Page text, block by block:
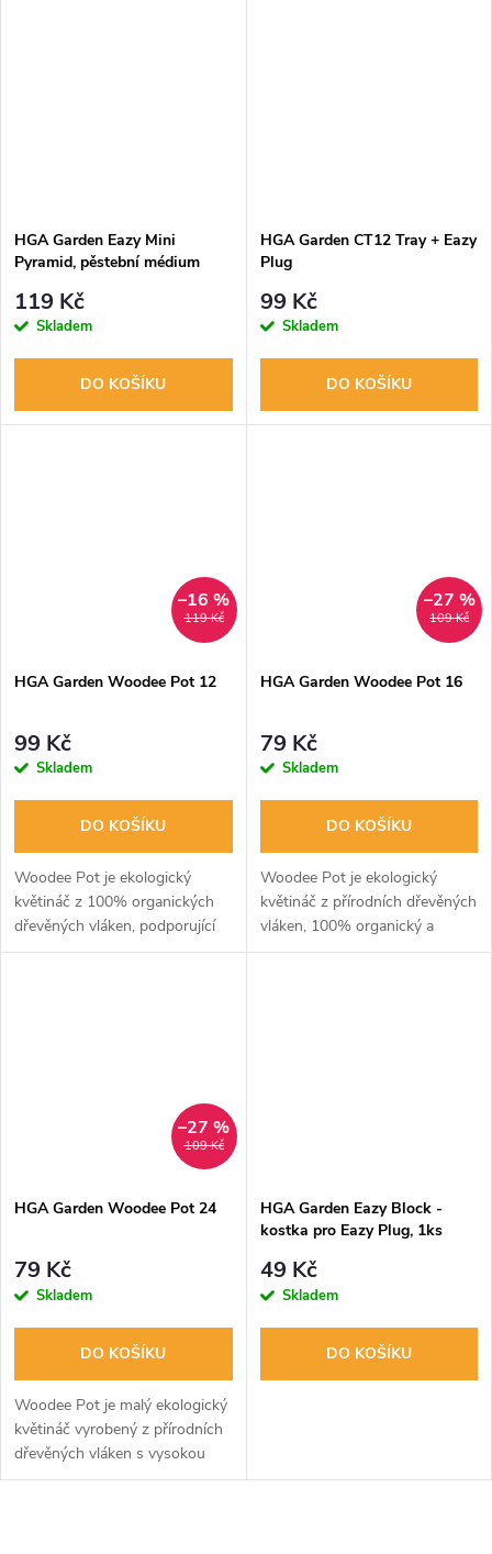
HGA Garden Eazy Mini
Pyramid, pěstební médium
119 Kč
Skladem
DO KOŠÍKU
HGA Garden CT12 Tray + Eazy
Plug
99 Kč
Skladem
DO KOŠÍKU
119 Kč
–16 %
HGA Garden Woodee Pot 12
99 Kč
Skladem
DO KOŠÍKU
Woodee Pot je ekologický
květináč z 100% organických
dřevěných vláken, podporující
rychlé a zdravé klíčení rostlin.
109 Kč
–27 %
HGA Garden Woodee Pot 16
79 Kč
Skladem
DO KOŠÍKU
Woodee Pot je ekologický
květináč z přírodních dřevěných
vláken, 100% organický a
biologicky odbouratelný.
109 Kč
–27 %
HGA Garden Woodee Pot 24
79 Kč
Skladem
DO KOŠÍKU
Woodee Pot je malý ekologický
květináč vyrobený z přírodních
dřevěných vláken s vysokou
propustností pro vodu, vzduch
HGA Garden Eazy Block -
kostka pro Eazy Plug, 1ks
49 Kč
Skladem
DO KOŠÍKU